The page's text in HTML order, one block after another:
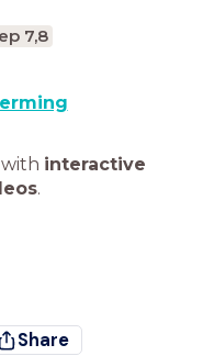
7,8
with interactive
.
Share